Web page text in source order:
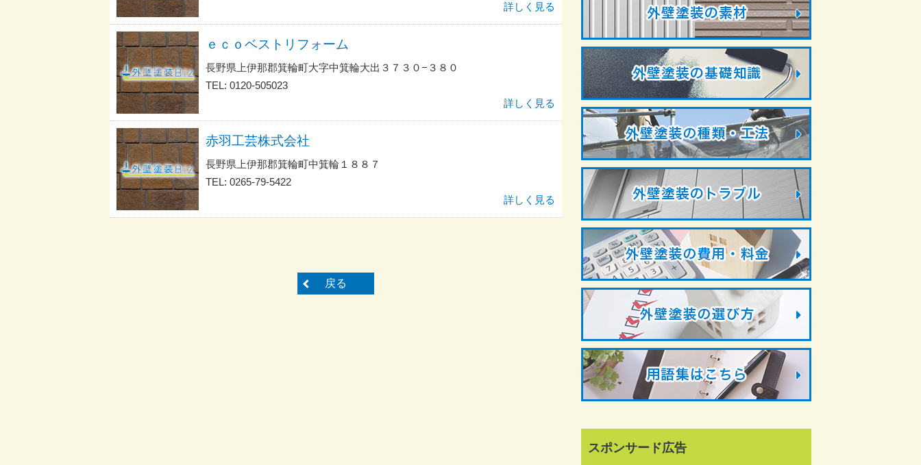
詳しく見る
ｅｃｏベストリフォーム
長野県上伊那郡箕輪町大字中箕輪大出３７３０−３８０
TEL: 0120-505023
詳しく見る
赤羽工芸株式会社
長野県上伊那郡箕輪町中箕輪１８８７
TEL: 0265-79-5422
詳しく見る
戻る
スポンサード広告